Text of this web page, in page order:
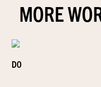
MORE
DO